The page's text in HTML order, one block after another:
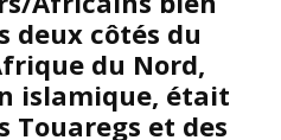
deux côtés du
du Nord,
islamique, était
Touaregs et des